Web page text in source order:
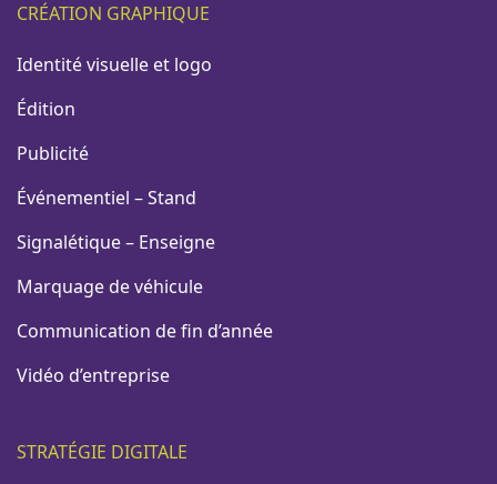
CRÉATION GRAPHIQUE
Identité visuelle et logo
Édition
Publicité
Événementiel – Stand
Signalétique – Enseigne
Marquage de véhicule
Communication de fin d’année
Vidéo d’entreprise
STRATÉGIE DIGITALE